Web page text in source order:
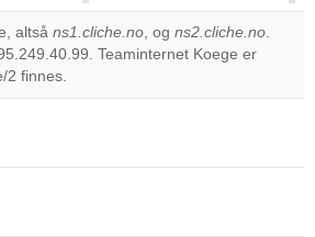
correctly.
Do you
altså ns1.cliche.no, og ns2.cliche.no.
Teaminternet Koege er
2 finnes.